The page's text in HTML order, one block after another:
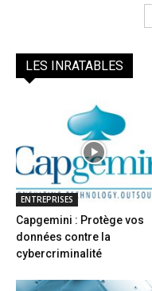
LES INRATABLES
ENTREPRISES
Capgemini : Protège vos
données contre la
cybercriminalité